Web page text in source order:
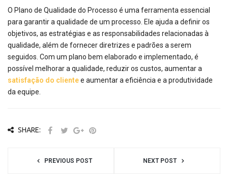
O Plano de Qualidade do Processo é uma ferramenta essencial
para garantir a qualidade de um processo. Ele ajuda a definir os
objetivos, as estratégias e as responsabilidades relacionadas à
qualidade, além de fornecer diretrizes e padrões a serem
seguidos. Com um plano bem elaborado e implementado, é
possível melhorar a qualidade, reduzir os custos, aumentar a
satisfação do clientee aumentar a eficiência e a produtividade
da equipe.
SHARE:
PREVIOUS POST NEXT POST